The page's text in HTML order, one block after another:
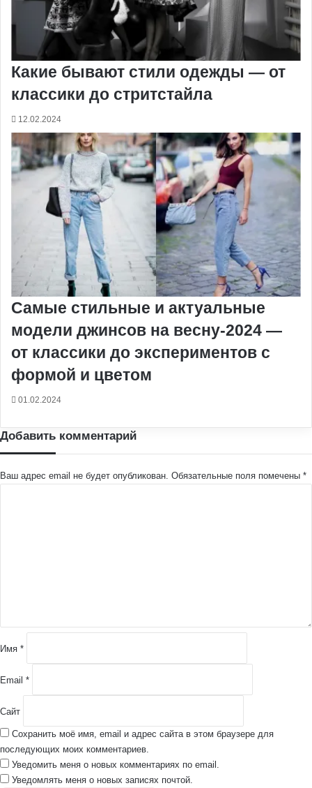
Какие бывают стили одежды — от
классики до стритстайла
12.02.2024
Самые стильные и актуальные
модели джинсов на весну-2024 —
от классики до экспериментов с
формой и цветом
01.02.2024
Добавить комментарий
Ваш адрес email не будет опубликован. Обязательные поля помечены *
и
й
Имя *
Email *
Сайт
Сохранить моё имя, email и адрес сайта в этом браузере для
последующих моих комментариев.
Уведомить меня о новых комментариях по email.
Уведомлять меня о новых записях почтой.